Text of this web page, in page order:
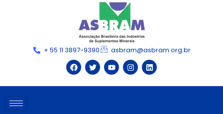
+ 55 11 3897-9390 asbram@asbram.org.br